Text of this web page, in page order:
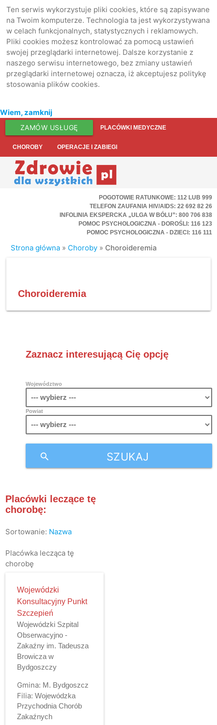
Ten serwis wykorzystuje pliki cookies, które są zapisywane
na Twoim komputerze. Technologia ta jest wykorzystywana
w celach funkcjonalnych, statystycznych i reklamowych.
Pliki cookies możesz kontrolować za pomocą ustawień
swojej przeglądarki internetowej. Dalsze korzystanie z
naszego serwisu internetowego, bez zmiany ustawień
przeglądarki internetowej oznacza, iż akceptujesz politykę
stosowania plików cookies.
Wiem, zamknij
ZAMÓW USŁUGĘ PLACÓWKI MEDYCZNE
CHOROBY OPERACJE I ZABIEGI
POGOTOWIE RATUNKOWE: 112 LUB 999
TELEFON ZAUFANIA HIV/AIDS: 22 692 82 26
INFOLINIA EKSPERCKA „ULGA W BÓLU”: 800 706 838
POMOC PSYCHOLOGICZNA - DOROŚLI: 116 123
POMOC PSYCHOLOGICZNA - DZIECI: 116 111
Strona główna » Choroby » Choroideremia
Choroideremia
Zaznacz interesującą Cię opcję
Województwo
Powiat
SZUKAJ
search
Placówki leczące tę
chorobę:
Sortowanie: Nazwa
Placówka lecząca tę
chorobę
Wojewódzki
Konsultacyjny Punkt
Szczepień
Wojewódzki Szpital
Obserwacyjno -
Zakaźny im. Tadeusza
Browicza w
Bydgoszczy
Gmina: M. Bydgoszcz
Filia: Wojewódzka
Przychodnia Chorób
Zakaźnych